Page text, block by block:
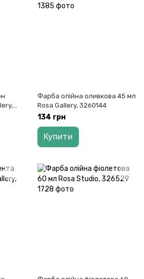
Фарба олійна оливкова 45 мл
Rosa Gallery, 3260144
134 грн
Купити